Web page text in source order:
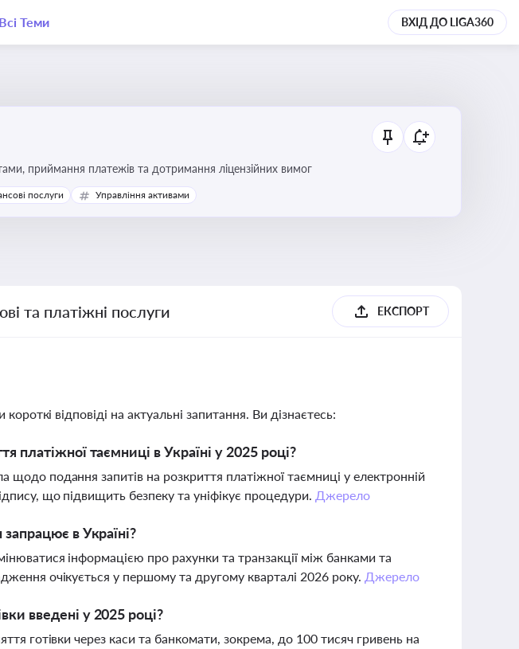
Всі Теми ВХІД ДО LIGA360
і платіжних послуг, управління коштами, приймання платежів та дотримання ліцензійних вимог
послуги Управління активами
та платіжні послуги ЕКСПОРТ
відповіді на актуальні запитання. Ви дізнаєтесь:
платіжної таємниці в Україні у 2025 році?
подання запитів на розкриття платіжної таємниці у електронній
що підвищить безпеку та уніфікує процедури. Джерело
в Україні?
інформацією про рахунки та транзакції між банками та
очікується у першому та другому кварталі 2026 року. Джерело
введені у 2025 році?
готівки через каси та банкомати, зокрема, до 100 тисяч гривень на